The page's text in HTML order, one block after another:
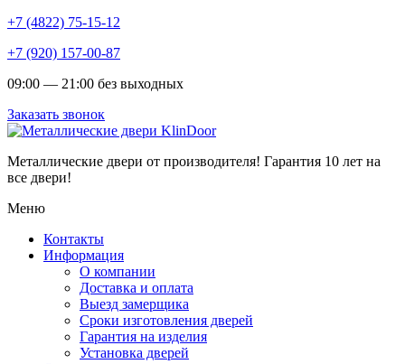
+7 (4822) 75-15-12
+7 (920) 157-00-87
09:00 — 21:00 без выходных
Заказать звонок
Металлические двери от производителя! Гарантия 10 лет на
все двери!
Меню
Контакты
Информация
О компании
Доставка и оплата
Выезд замерщика
Сроки изготовления дверей
Гарантия на изделия
Установка дверей